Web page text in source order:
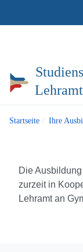
Startseite Ihre
Die
zurzeit in
Lehramt an